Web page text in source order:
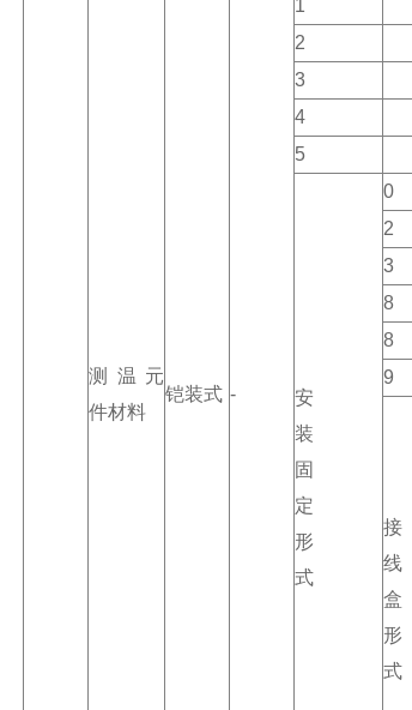
测温元
件材料
铠装式 -
1
2
3
4
5
安
装
固
定
形
式
0
2
3
8
8
9
接
线
盒
形
式